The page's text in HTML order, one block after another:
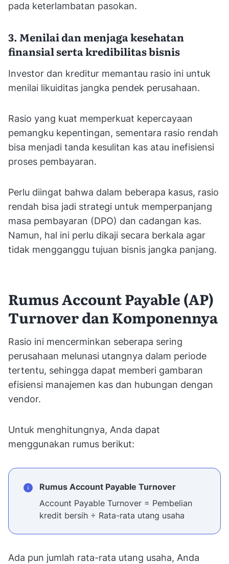
pada keterlambatan pasokan.
3. Menilai dan menjaga kesehatan
finansial serta kredibilitas bisnis
Investor dan kreditur memantau rasio ini untuk
menilai likuiditas jangka pendek perusahaan.
Rasio yang kuat memperkuat kepercayaan
pemangku kepentingan, sementara rasio rendah
bisa menjadi tanda kesulitan kas atau inefisiensi
proses pembayaran.
Perlu diingat bahwa dalam beberapa kasus, rasio
rendah bisa jadi strategi untuk memperpanjang
masa pembayaran (DPO) dan cadangan kas.
Namun, hal ini perlu dikaji secara berkala agar
tidak mengganggu tujuan bisnis jangka panjang.
Rumus Account Payable (AP)
Turnover dan Komponennya
Rasio ini mencerminkan seberapa sering
perusahaan melunasi utangnya dalam periode
tertentu, sehingga dapat memberi gambaran
efisiensi manajemen kas dan hubungan dengan
vendor.
Untuk menghitungnya, Anda dapat
menggunakan rumus berikut:
Rumus Account Payable Turnover
Account Payable Turnover = Pembelian
kredit bersih ÷ Rata-rata utang usaha
Ada pun jumlah rata-rata utang usaha, Anda